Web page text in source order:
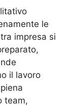
le
impresa si
il lavoro
team,